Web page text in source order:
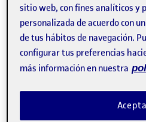
sitio web, con fines analíticos y
personalizada de acuerdo con
de tus hábitos de navegación.
configurar tus preferencias
más información en nuestra